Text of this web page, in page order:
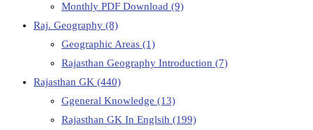
Monthly PDF Download (9)
Raj. Geography (8)
Geographic Areas (1)
Rajasthan Geography Introduction (7)
Rajasthan GK (440)
Ggeneral Knowledge (13)
Rajasthan GK In Englsih (199)